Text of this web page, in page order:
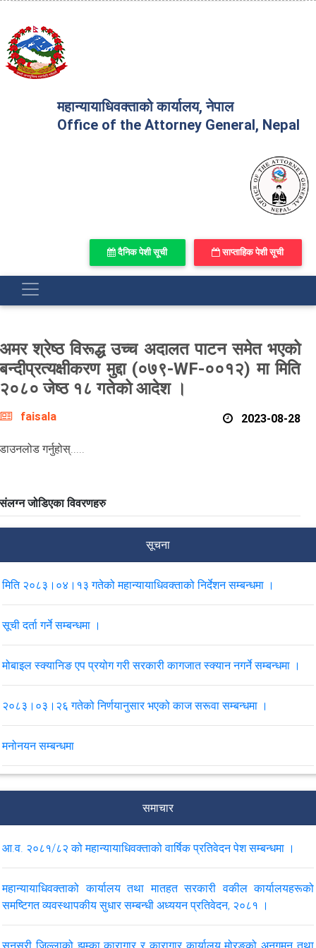
महान्यायाधिवक्ताको कार्यालय, नेपाल
Office of the Attorney General, Nepal
दैनिक पेशी सूची साप्ताहिक पेशी सूची
अमर श्रेष्ठ विरूद्ध उच्च अदालत पाटन समेत भएको
बन्दीप्रत्यक्षीकरण मुद्दा (०७९-WF-००१२) मा मिति
२०८० जेष्ठ १८ गतेको आदेश ।
faisala 2023-08-28
डाउनलोड गर्नुहोस्.....
संलग्न जोडिएका विवरणहरु
सूचना
मिति २०८३।०४।१३ गतेको महान्यायाधिवक्ताको निर्देशन सम्बन्धमा ।
सूची दर्ता गर्ने सम्बन्धमा ।
मोबाइल स्क्यानिङ एप प्रयोग गरी सरकारी कागजात स्क्यान नगर्ने सम्बन्धमा ।
२०८३।०३।२६ गतेको निर्णयानुसार भएको काज सरूवा सम्बन्धमा ।
मनोनयन सम्बन्धमा
पुनरावेदन सम्बन्धी कारवाही समयमै सम्पन्न गर्ने सम्बन्धमा परिपत्र।
मिति २०८३।०२।२३ र २४ गते कोशी प्रदेशको विराटनगरमा आयोजना हुने
सरकारी वकीलहरूको प्रादेशिक कार्यशाला, २०८३ र चौथो पंचवर्षीय रणनीतिक
योजनाका प्रस्तावित क्रियाकलाप कार्यक्रम सम्बन्धी मनोनयन सम्बन्धमा ।
मिति २०८३।०२।१६ र १७ गते कर्णाली प्रदेशको सुर्खेतमा आयोजना हुने
समाचार
आ.व. २०८१/८२ को महान्यायाधिवक्ताको वार्षिक प्रतिवेदन पेश सम्बन्धमा ।
महान्यायाधिवक्ताको कार्यालय तथा मातहत सरकारी वकील कार्यालयहरूको
समष्टिगत व्यवस्थापकीय सुधार सम्बन्धी अध्ययन प्रतिवेदन, २०८१ ।